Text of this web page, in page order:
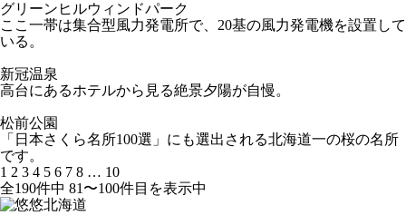
グリーンヒルウィンドパーク
ここ一帯は集合型風力発電所で、20基の風力発電機を設置して
いる。
新冠温泉
高台にあるホテルから見る絶景夕陽が自慢。
松前公園
「日本さくら名所100選」にも選出される北海道一の桜の名所
です。
1 2 3 4 5 6 7 8 … 10
全190件中 81〜100件目を表示中